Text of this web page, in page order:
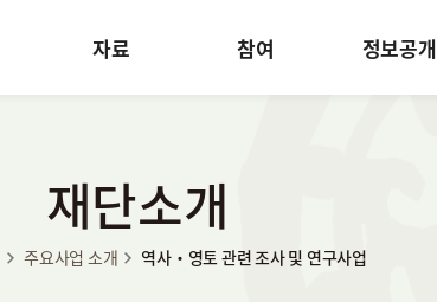
자료 참여 정보공개
재단소개
주요사업 소개 역사·영토 관련 조사 및 연구사업